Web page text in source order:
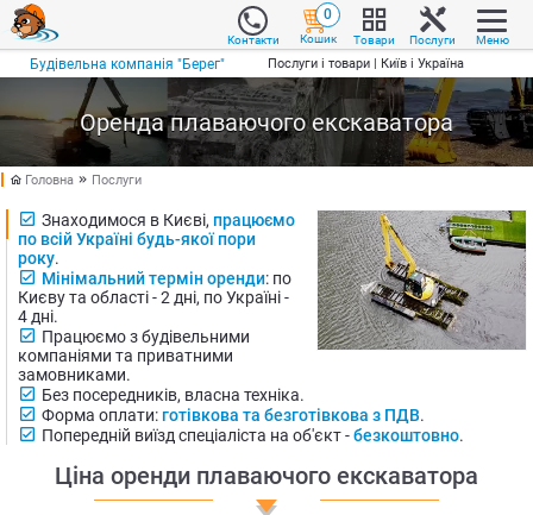
Будівельна компанія "Берег" Послуги і товари | Київ і Україна
Контакти
0
Кошик Товари Послуги Меню
Оренда плаваючого екскаватора
Головна Послуги
Знаходимося в Києві, працюємо
по всій Україні будь-якої пори
року.
Мінімальний термін оренди: по
Києву та області - 2 дні, по Україні -
4 дні.
Працюємо з будівельними
компаніями та приватними
замовниками.
Без посередників, власна техніка.
Форма оплати:готівкова та безготівкова з ПДВ.
Попередній виїзд спеціаліста на об'єкт -безкоштовно.
Ціна оренди плаваючого екскаватора